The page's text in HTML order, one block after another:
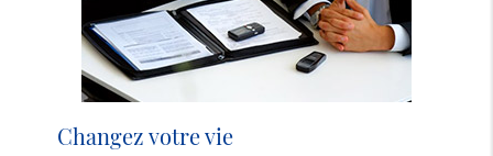
Changez votre vie